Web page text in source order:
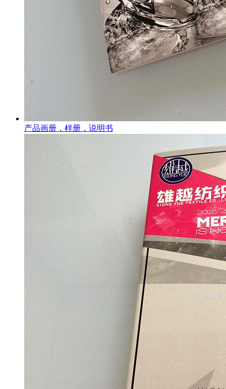
产品画册，样册，说明书